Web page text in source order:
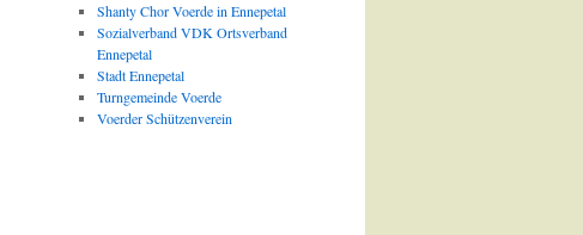
Shanty Chor Voerde in Ennepetal
Sozialverband VDK Ortsverband
Ennepetal
Stadt Ennepetal
Turngemeinde Voerde
Voerder Schützenverein